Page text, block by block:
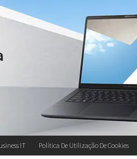
IT Política De Utilização De Cookies